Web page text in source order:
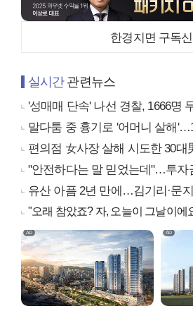
한경지면 구독
실시간관련뉴스
'성매매 단속' 나선 경찰, 1666명
말다툼 중 흉기로 '어머니 살해
편의점 女사장 살해 시도한 30대
"안전하다는 말 믿었는데"…투자
유산 아픔 2년 만에…김기리·문
"오래 참았죠? 자, 오늘이 그날이에